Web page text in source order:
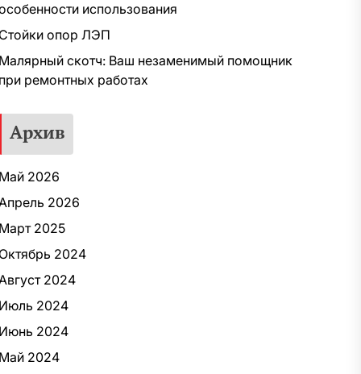
использования
Стойки опор ЛЭП
Малярный скотч: Ваш незаменимый помощник
при ремонтных работах
Архив
Май 2026
2026
Март 2025
Октябрь 2024
2024
Июль 2024
Июнь 2024
Май 2024